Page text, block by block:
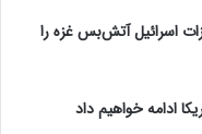
تجاوزات اسرائیل آتش‌بس غزه را
ادامه خواهیم داد